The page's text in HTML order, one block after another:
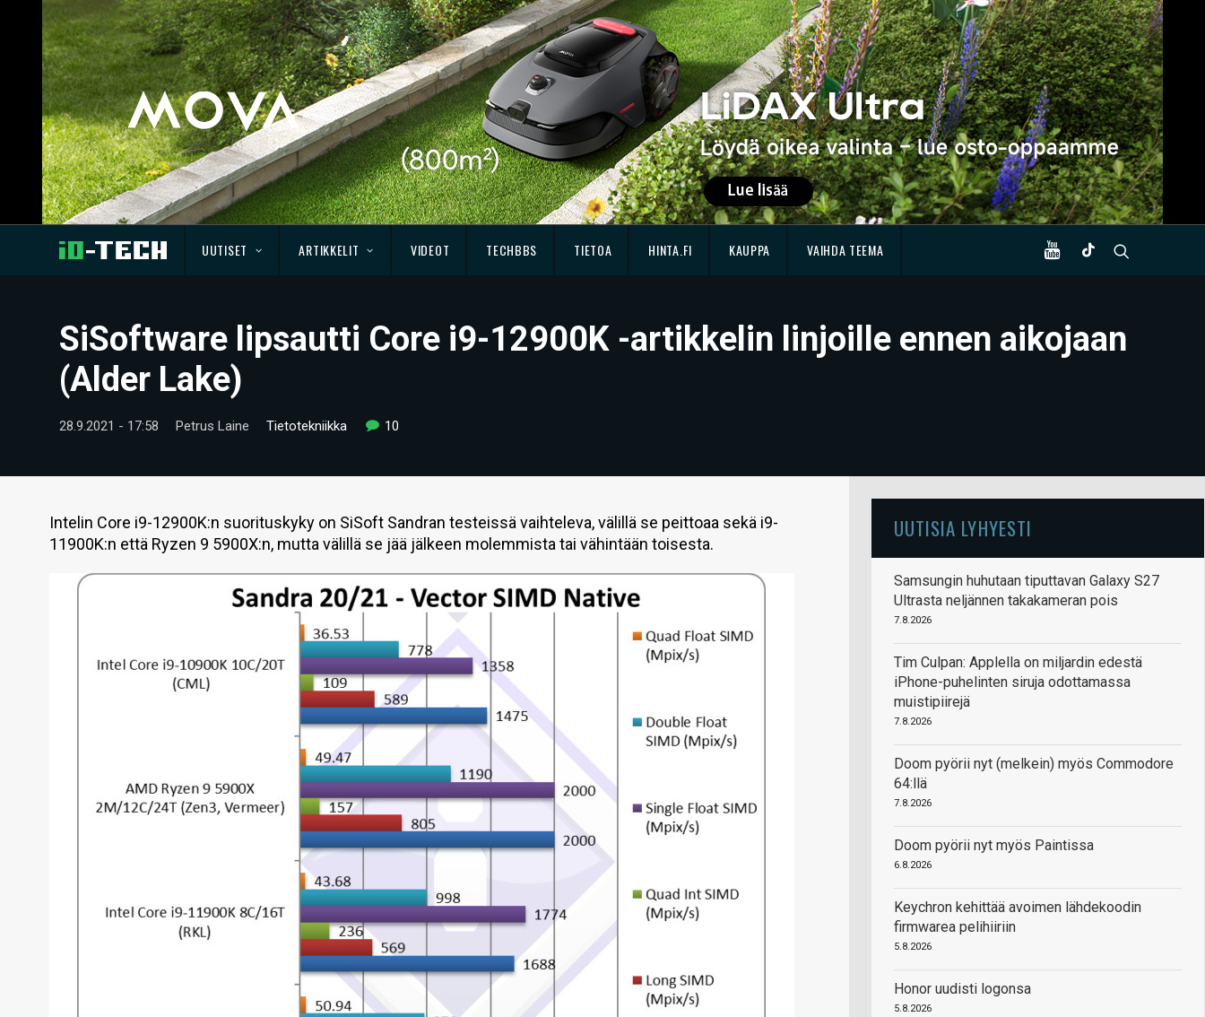
UUTISET ARTIKKELIT VIDEOT TECHBBS TIETOA HINTA.FI KAUPPA VAIHDA TEEMA
SiSoftware lipsautti Core i9-12900K -artikkelin linjoille ennen aikojaan
(Alder Lake)
28.9.2021 - 17:58 Petrus Laine Tietotekniikka 10
Intelin Core i9-12900K:n suorituskyky on SiSoft Sandran testeissä vaihteleva, välillä se peittoaa sekä i9-
11900K:n että Ryzen 9 5900X:n, mutta välillä se jää jälkeen molemmista tai vähintään toisesta.
UUTISIA LYHYESTI
Samsungin huhutaan tiputtavan Galaxy S27
Ultrasta neljännen takakameran pois
7.8.2026
Tim Culpan: Applella on miljardin edestä
iPhone-puhelinten siruja odottamassa
muistipiirejä
7.8.2026
Doom pyörii nyt (melkein) myös Commodore
64:llä
7.8.2026
Doom pyörii nyt myös Paintissa
6.8.2026
Keychron kehittää avoimen lähdekoodin
firmwarea pelihiiriin
5.8.2026
Honor uudisti logonsa
5.8.2026